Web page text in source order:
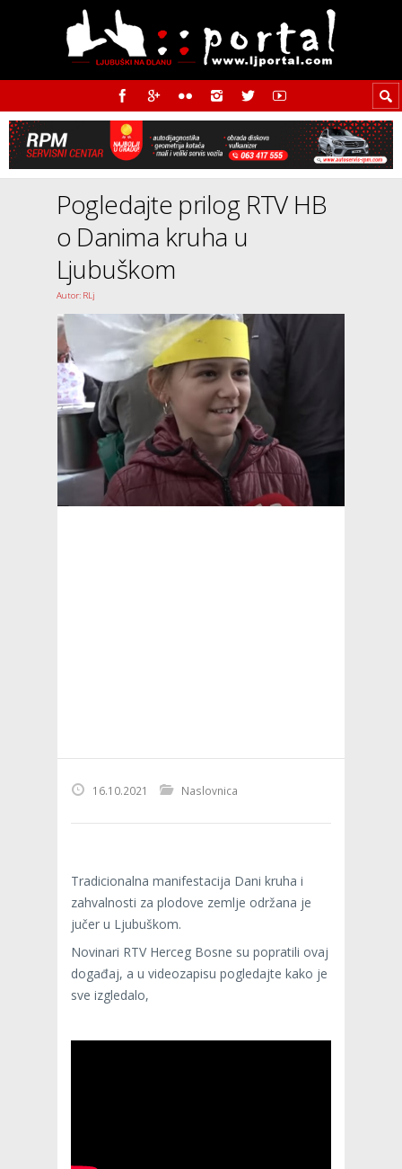
Pogledajte prilog RTV HB
o Danima kruha u
Ljubuškom
Autor: RLj
16.10.2021 Naslovnica
Tradicionalna manifestacija Dani kruha i
zahvalnosti za plodove zemlje održana je
jučer u Ljubuškom.
Novinari RTV Herceg Bosne su popratili ovaj
događaj, a u videozapisu pogledajte kako je
sve izgledalo,